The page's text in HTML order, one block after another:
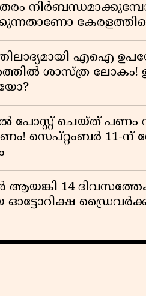
എഐ
ശാസ്ത്ര ലോകം!
പോസ്റ്റ് ചെയ്ത് പണം
സെപ്റ്റംബർ 11-ന്
14